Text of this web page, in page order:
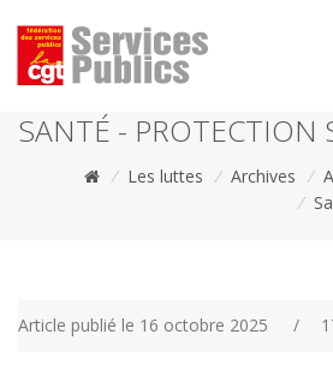
SANTÉ - PROTECTION
/ Les luttes / Archives /
/
Article publié le 16 octobre 2025 /